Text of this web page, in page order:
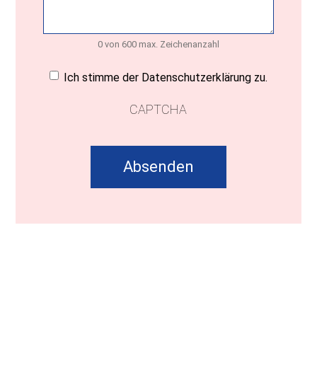
0 von 600 max. Zeichenanzahl
Einwilligung(erforderlich)
Ich stimme der Datenschutzerklärung zu.
CAPTCHA